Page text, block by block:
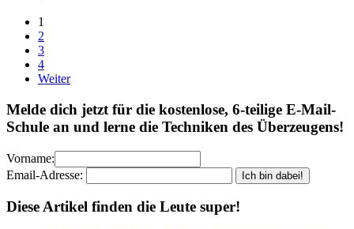
1
2
3
4
Weiter
Melde dich jetzt für die kostenlose, 6-teilige E-Mail-
Schule an und lerne die Techniken des Überzeugens!
Vorname:
Email-Adresse:
Diese Artikel finden die Leute super!